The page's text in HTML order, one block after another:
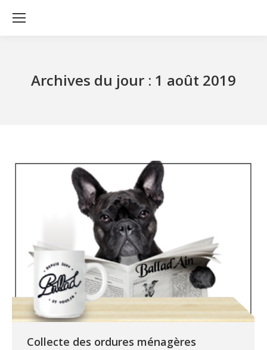
Archives du jour : 1 août 2019
Collecte des ordures ménagères